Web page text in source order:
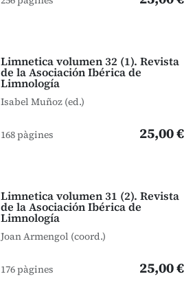
Limnetica volumen 32 (1). Revista
de la Asociación Ibérica de
Limnología
Isabel Muñoz (ed.)
168 pàgines 25,00 €
Limnetica volumen 31 (2). Revista
de la Asociación Ibérica de
Limnología
Joan Armengol (coord.)
176 pàgines 25,00 €